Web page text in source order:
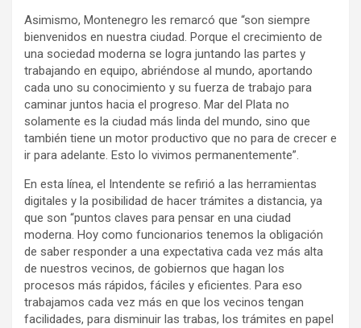
Asimismo, Montenegro les remarcó que “son siempre
bienvenidos en nuestra ciudad. Porque el crecimiento de
una sociedad moderna se logra juntando las partes y
trabajando en equipo, abriéndose al mundo, aportando
cada uno su conocimiento y su fuerza de trabajo para
caminar juntos hacia el progreso. Mar del Plata no
solamente es la ciudad más linda del mundo, sino que
también tiene un motor productivo que no para de crecer e
ir para adelante. Esto lo vivimos permanentemente”.
En esta línea, el Intendente se refirió a las herramientas
digitales y la posibilidad de hacer trámites a distancia, ya
que son “puntos claves para pensar en una ciudad
moderna. Hoy como funcionarios tenemos la obligación
de saber responder a una expectativa cada vez más alta
de nuestros vecinos, de gobiernos que hagan los
procesos más rápidos, fáciles y eficientes. Para eso
trabajamos cada vez más en que los vecinos tengan
facilidades, para disminuir las trabas, los trámites en papel